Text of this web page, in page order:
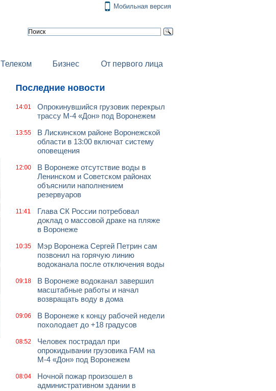
Мобильная версия
Телеком Бизнес От первого лица
Последние новости
14:01
Опрокинувшийся грузовик перекрыл
трассу М-4 «Дон» под Воронежем
13:55
В Лискинском районе Воронежской
области в 13:00 включат систему
оповещения
12:00
В Воронеже отсутствие воды в
Ленинском и Советском районах
объяснили наполнением
резервуаров
11:41
Глава СК России потребовал
доклад о массовой драке на пляже
в Воронеже
10:35
Мэр Воронежа Сергей Петрин сам
позвонил на горячую линию
водоканала после отключения воды
09:18
В Воронеже водоканал завершил
масштабные работы и начал
возвращать воду в дома
09:06
В Воронеже к концу рабочей недели
похолодает до +18 градусов
08:52
Человек пострадал при
опрокидывании грузовика FAM на
М-4 «Дон» под Воронежем
08:04
Ночной пожар произошел в
административном здании в